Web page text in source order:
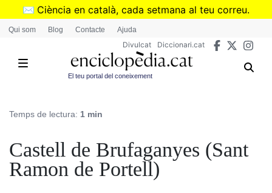
Vés
✉️ Ciència en català, cada setmana al teu correu.
➜Subscriu-te al butlletí de Divulcat
Qui som Blog Contacte Ajuda
Divulcat Diccionari.cat
El teu portal del coneixement
Temps de lectura: 1 min
Castell de Brufaganyes (Sant
Ramon de Portell)